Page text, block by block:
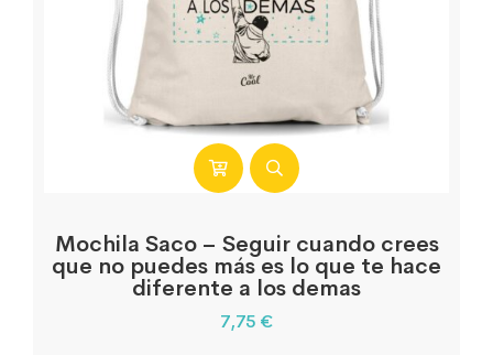
Mochila Saco – Seguir cuando crees
que no puedes más es lo que te hace
diferente a los demas
7,75 €